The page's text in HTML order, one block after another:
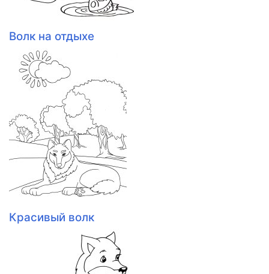
Волк на отдыхе
Красивый волк